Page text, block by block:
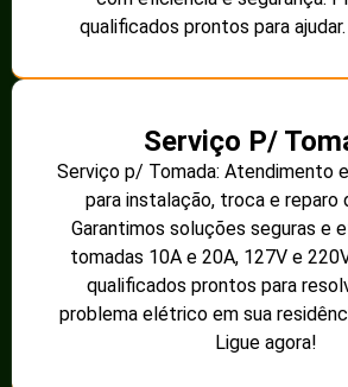
qualificados prontos para
Serviço P/
Serviço p/ Tomada: Atendimento
para instalação, troca e reparo
Garantimos soluções seguras e
tomadas 10A e 20A, 127V e
qualificados prontos para
problema elétrico em sua
Ligue agora!